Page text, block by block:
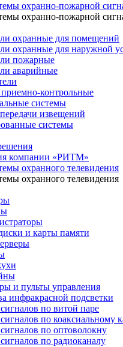
охранно-пожарной
охранно-пожарной
охранные для помещений
охранные для наружной
пожарные
аварийные
контрольные
системы
извещений
системы
компании «РИТМ»
охранного телевидения
охранного телевидения
и карты памяти
и пульты управления
инфракрасной подсветки
по витой паре
по коаксиальному
по оптоволокну
по радиоканалу